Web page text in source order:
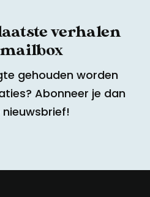
verhalen
gehouden worden
Abonneer je dan